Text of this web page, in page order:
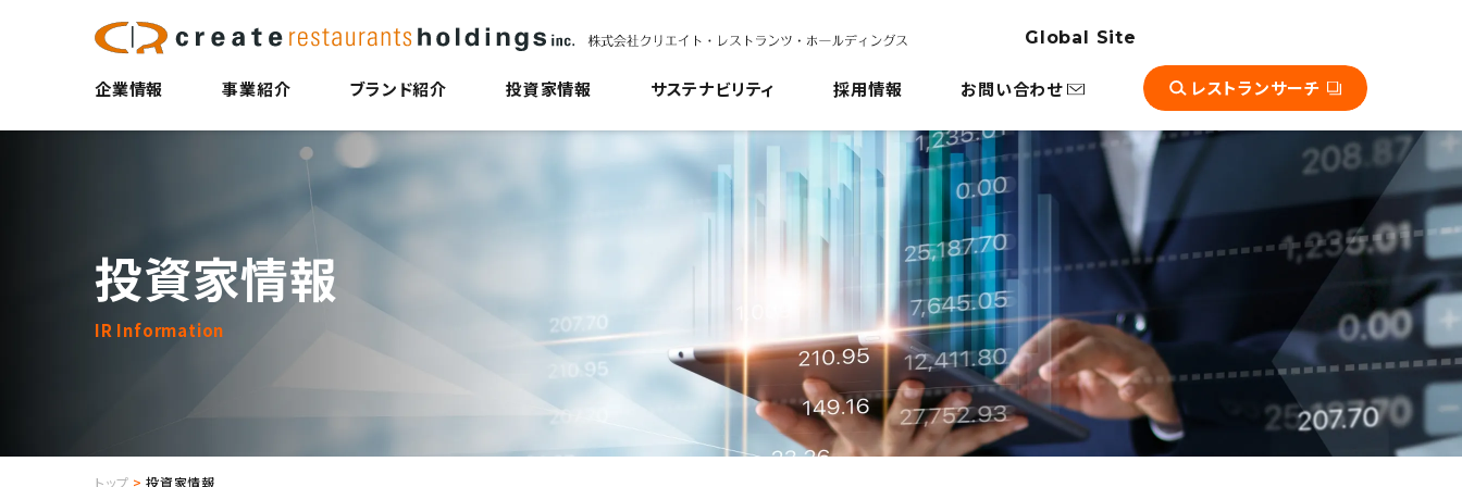
Global Site
企業情報 事業紹介 ブランド紹介 投資家情報 サステナビリティ 採用情報 お問い合わせ レストランサーチ
グループ一覧 最新情報一覧
業績ハイライト
人的資本経営について ガバナンスについて
チャレンジド採用
投資家情報
IR Information
トップ 投資家情報